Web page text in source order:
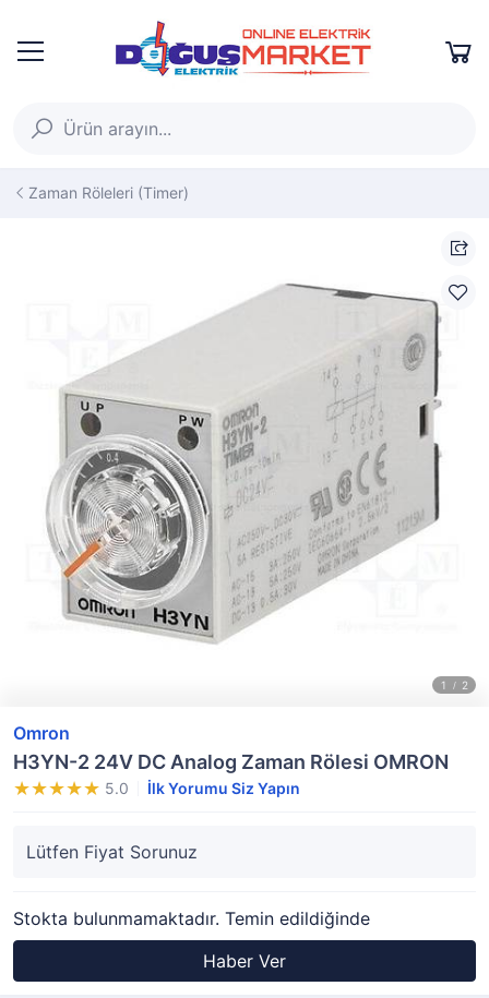
Zaman Röleleri (Timer)
Omron
H3YN-2 24V DC Analog Zaman Rölesi OMRON
5.0 İlk Yorumu Siz Yapın
Lütfen Fiyat Sorunuz
Stokta bulunmamaktadır. Temin edildiğinde
Haber Ver